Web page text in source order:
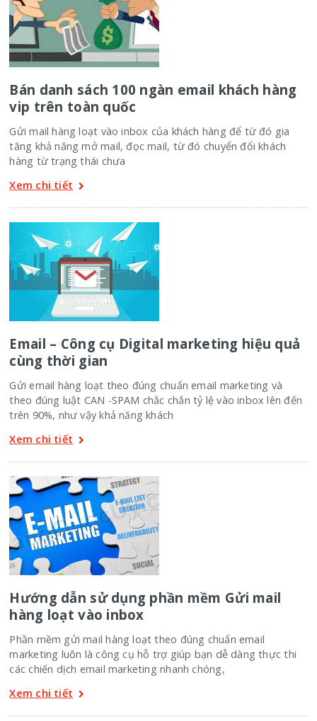
Bán danh sách 100 ngàn email khách hàng
vip trên toàn quốc
Gửi mail hàng loạt vào inbox của khách hàng để từ đó gia
tăng khả năng mở mail, đọc mail, từ đó chuyển đổi khách
hàng từ trạng thái chưa
Xem chi tiết
Email – Công cụ Digital marketing hiệu quả
cùng thời gian
Gửi email hàng loạt theo đúng chuẩn email marketing và
theo đúng luật CAN -SPAM chắc chắn tỷ lệ vào inbox lên đến
trên 90%, như vậy khả năng khách
Xem chi tiết
Hướng dẫn sử dụng phần mềm Gửi mail
hàng loạt vào inbox
Phần mềm gửi mail hàng loạt theo đúng chuẩn email
marketing luôn là công cụ hỗ trợ giúp bạn dễ dàng thực thi
các chiến dịch email marketing nhanh chóng,
Xem chi tiết